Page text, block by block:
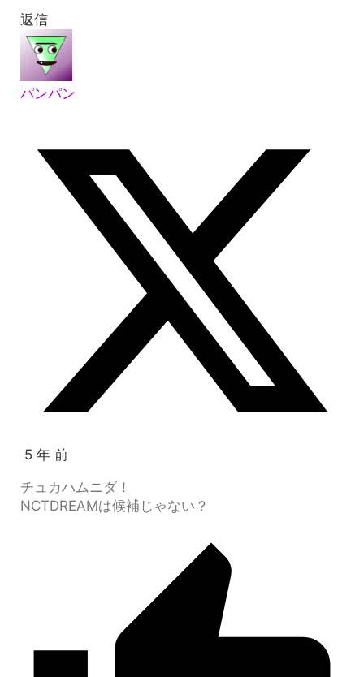
返信
パンパン
5 年 前
チュカハムニダ！
NCTDREAMは候補じゃない？